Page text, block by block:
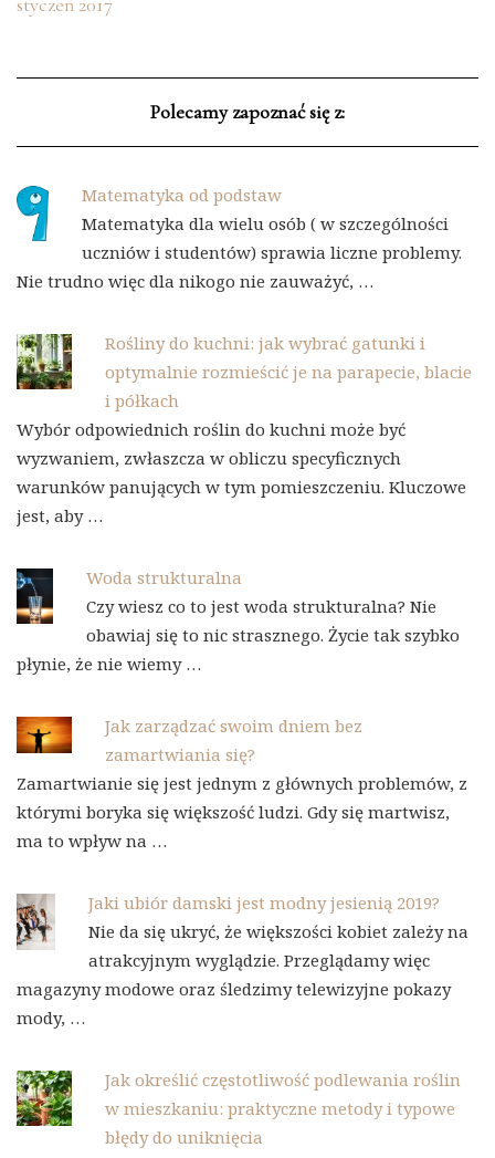
styczeń 2017
Polecamy zapoznać się z:
Matematyka od podstaw
Matematyka dla wielu osób ( w szczególności
uczniów i studentów) sprawia liczne problemy.
Nie trudno więc dla nikogo nie zauważyć, …
Rośliny do kuchni: jak wybrać gatunki i
optymalnie rozmieścić je na parapecie, blacie
i półkach
Wybór odpowiednich roślin do kuchni może być
wyzwaniem, zwłaszcza w obliczu specyficznych
warunków panujących w tym pomieszczeniu. Kluczowe
jest, aby …
Woda strukturalna
Czy wiesz co to jest woda strukturalna? Nie
obawiaj się to nic strasznego. Życie tak szybko
płynie, że nie wiemy …
Jak zarządzać swoim dniem bez
zamartwiania się?
Zamartwianie się jest jednym z głównych problemów, z
którymi boryka się większość ludzi. Gdy się martwisz,
ma to wpływ na …
Jaki ubiór damski jest modny jesienią 2019?
Nie da się ukryć, że większości kobiet zależy na
atrakcyjnym wyglądzie. Przeglądamy więc
magazyny modowe oraz śledzimy telewizyjne pokazy
mody, …
Jak określić częstotliwość podlewania roślin
w mieszkaniu: praktyczne metody i typowe
błędy do uniknięcia